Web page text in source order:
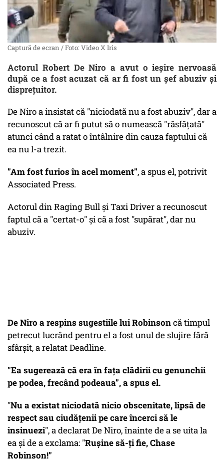
Captură de ecran / Foto: Video X Iris
Actorul Robert De Niro a avut o ieșire nervoasă
după ce a fost acuzat că ar fi fost un șef abuziv și
disprețuitor.
De Niro a insistat că "niciodată nu a fost abuziv", dar a
recunoscut că ar fi putut să o numească "răsfățată"
atunci când a ratat o întâlnire din cauza faptului că
ea nu l-a trezit.
"Am fost furios în acel moment", a spus el, potrivit
Associated Press.
Actorul din Raging Bull și Taxi Driver a recunoscut
faptul că a "certat-o" și că a fost "supărat", dar nu
abuziv.
De Niro a respins sugestiile lui Robinsoncă timpul
petrecut lucrând pentru el a fost unul de slujire fără
sfârșit, a relatat Deadline.
"Ea sugerează că era în fața clădirii cu genunchii
pe podea, frecând podeaua", a spus el.
"Nu a existat niciodată nicio obscenitate, lipsă de
respect sau ciudățenii pe care încerci să le
insinuezi", a declarat De Niro, înainte de a se uita la
ea și de a exclama: "Rușine să-ți fie, Chase
Robinson!"